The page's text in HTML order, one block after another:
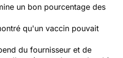
un bon pourcentage des
qu'un vaccin pouvait
du fournisseur et de